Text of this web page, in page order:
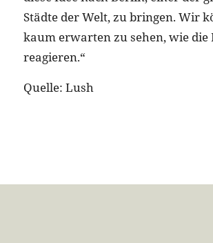
Städte der Welt, zu bringen. Wir
kaum erwarten zu sehen, wie die
reagieren.“
Quelle: Lush